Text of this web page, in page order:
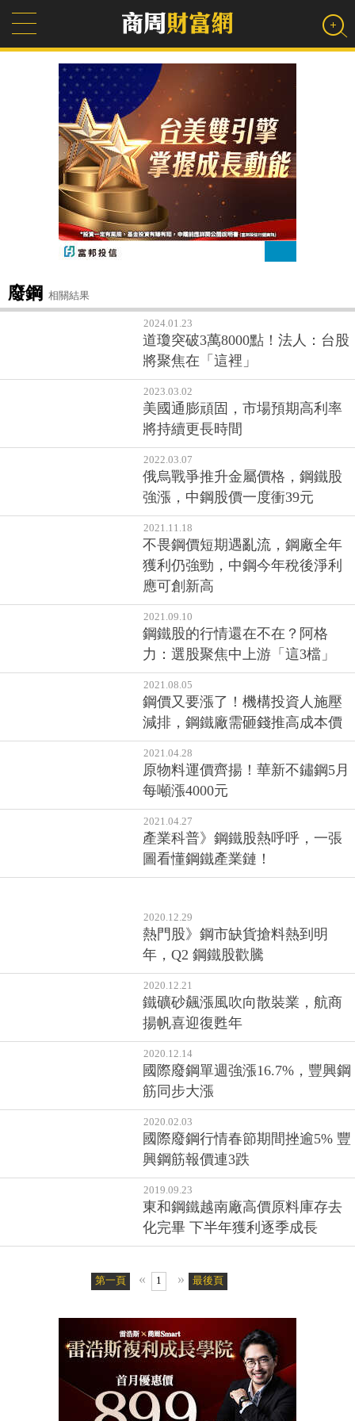
廢鋼 相關結果
2024.01.23
道瓊突破3萬8000點！法人：台股
將聚焦在「這裡」
2023.03.02
美國通膨頑固，市場預期高利率
將持續更長時間
2022.03.07
俄烏戰爭推升金屬價格，鋼鐵股
強漲，中鋼股價一度衝39元
2021.11.18
不畏鋼價短期遇亂流，鋼廠全年
獲利仍強勁，中鋼今年稅後淨利
應可創新高
2021.09.10
鋼鐵股的行情還在不在？阿格
力：選股聚焦中上游「這3檔」
2021.08.05
鋼價又要漲了！機構投資人施壓
減排，鋼鐵廠需砸錢推高成本價
2021.04.28
原物料運價齊揚！華新不鏽鋼5月
每噸漲4000元
2021.04.27
產業科普》鋼鐵股熱呼呼，一張
圖看懂鋼鐵產業鏈！
2020.12.29
熱門股》鋼市缺貨搶料熱到明
年，Q2 鋼鐵股歡騰
2020.12.21
鐵礦砂飆漲風吹向散裝業，航商
揚帆喜迎復甦年
2020.12.14
國際廢鋼單週強漲16.7%，豐興鋼
筋同步大漲
2020.02.03
國際廢鋼行情春節期間挫逾5% 豐
興鋼筋報價連3跌
2019.09.23
東和鋼鐵越南廠高價原料庫存去
化完畢 下半年獲利逐季成長
第一頁 « 1 » 最後頁